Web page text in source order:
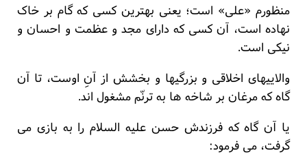
منظورم «علی» است؛ یعنی بهترین کسی که گام بر خاک
نهاده است، آن کسی که دارای مجد و عظمت و احسان و
نیکی است.
والاییهای اخلاقی و بزرگیها و بخشش از آنِ اوست، تا آن
گاه که مرغان بر شاخه ها به ترنّم مشغول اند.
یا آن گاه که فرزندش حسن علیه السلام را به بازی می
گرفت، می فرمود: